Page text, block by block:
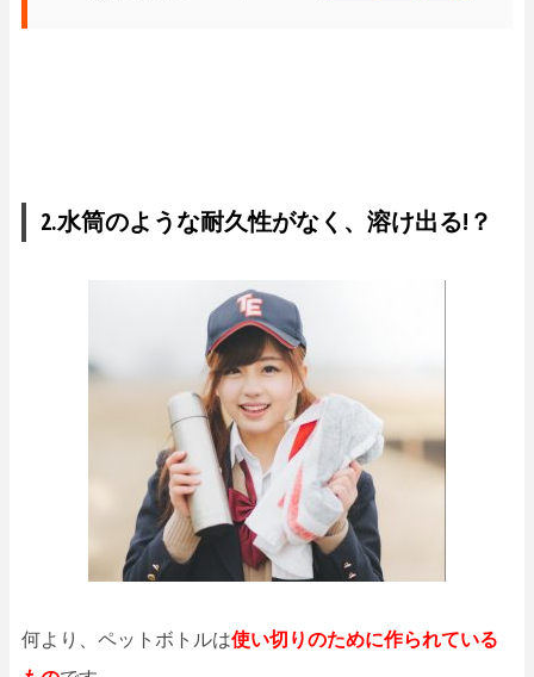
2.水筒のような耐久性がなく、溶け出る!？
何より、ペットボトルは使い切りのために作られている